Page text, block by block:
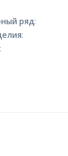
ряд:
:
: